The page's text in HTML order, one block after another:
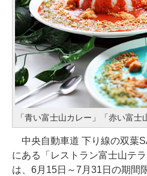
「青い富士山カレー」「赤い富
中央自動車道 下り線の双葉
にある「レストラン富士山テ
は、6月15日～7月31日の期間